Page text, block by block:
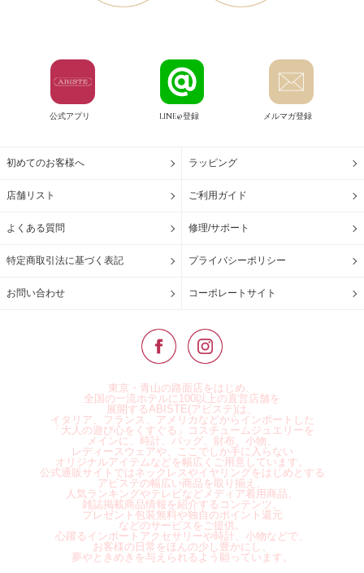
公式アプリ LINE@登録 メルマガ登録
初めてのお客様へ ラッピング
店舗リスト ご利用ガイド
よくある質問 修理/サポート
特定商取引法に基づく表記 プライバシーポリシー
お問い合わせ コーポレートサイト
東京・青山の路面店をはじめ、
全国の一流ホテルに100以上の直営店舗を
展開するABISTE(アビステ)は、
イタリア、フランス、アメリカなどからインポートした
「大人の遊び心をくすぐる」コスチュームジュエリーを
メインに、時計、バッグ、財布、小物、
レディースウェアや、ここでしか手に入らない
オリジナルアイテムなどを幅広くご用意しています。
公式通販サイトではネックレスやイヤリングをはじめとする
アビステの幅広い商品を取り揃え、
人気ランキングやテレビなどメディア着用商品、
雑誌掲載商品情報を紹介するコンテンツ、
プレゼント包装無料や独自のポイント還元
などのサービスをご提供。
心躍るインポートアクセサリーや時計、小物などで、
お客様の日常をほんの少し豊かにし、
夢やときめきを与えられるよう願っています。